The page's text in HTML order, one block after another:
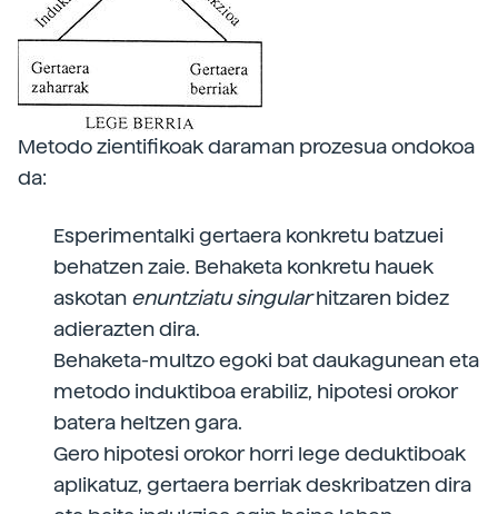
Metodo zientifikoak daraman prozesua ondokoa
da:
Esperimentalki gertaera konkretu batzuei
behatzen zaie. Behaketa konkretu hauek
askotan enuntziatusingularhitzaren bidez
adierazten dira.
Behaketa-multzo egoki bat daukagunean eta
metodo induktiboa erabiliz, hipotesi orokor
batera heltzen gara.
Gero hipotesi orokor horri lege deduktiboak
aplikatuz, gertaera berriak deskribatzen dira